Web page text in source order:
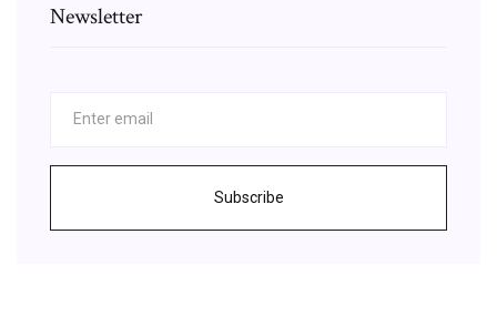
Newsletter
Subscribe